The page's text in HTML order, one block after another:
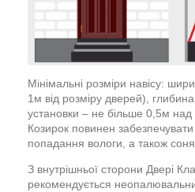
Мінімальні розміри навісу:
1м від розміру дверей),
установки – не більше 0,5м
Козирок повинен
попадання вологи, а також
З внутрішньої сторони Двері
рекомендується